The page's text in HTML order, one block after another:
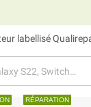
labellisé
RÉPARATION